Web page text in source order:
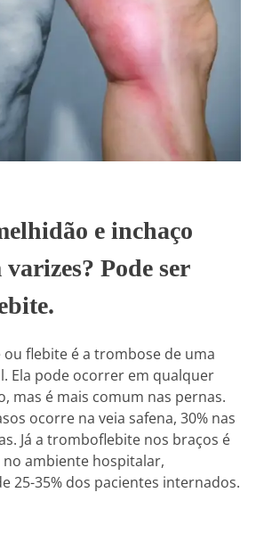
e inchaço
Pode ser
flebite é a trombose de uma
Ela pode ocorrer em qualquer
mas é mais comum nas pernas.
ocorre na veia safena, 30% nas
Já a tromboflebite nos braços é
ambiente hospitalar,
25-35% dos pacientes internados.